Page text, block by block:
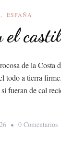
ESPAÑA
el
de la Costa
todo a tierra
fueran de cal
0 ComentariosEn